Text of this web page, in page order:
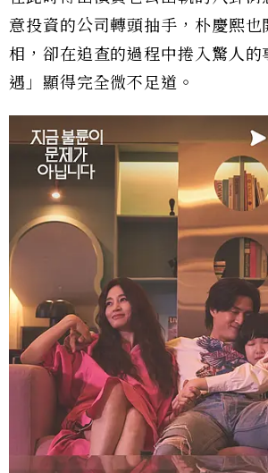
意投資的公司轉頭抽手，朴慶熙也
相，卻在追查的過程中捲入驚人的
遇」顯得完全微不足道。